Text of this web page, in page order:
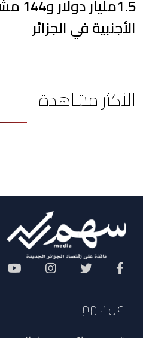
الأجنبية في الجزائر
الأكثر مشاهدة
عن سهم